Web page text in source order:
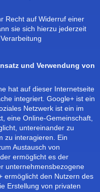
Recht auf Widerruf einer
sie sich hierzu jederzeit
und Verwendung von
hat auf dieser Internetseite
integriert. Google+ ist ein
Netzwerk ist ein im
eine Online-Gemeinschaft,
untereinander zu
zu interagieren. Ein
Austausch von
ermöglicht es der
unternehmensbezogene
ermöglicht den Nutzern des
Erstellung von privaten